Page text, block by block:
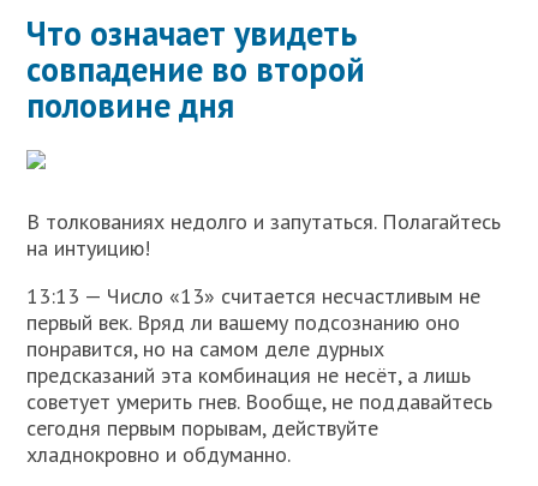
Что означает увидеть
совпадение во второй
половине дня
В толкованиях недолго и запутаться. Полагайтесь
на интуицию!
13:13 — Число «13» считается несчастливым не
первый век. Вряд ли вашему подсознанию оно
понравится, но на самом деле дурных
предсказаний эта комбинация не несёт, а лишь
советует умерить гнев. Вообще, не поддавайтесь
сегодня первым порывам, действуйте
хладнокровно и обдуманно.